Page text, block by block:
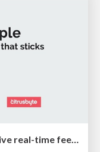
Building Better People: How to give real-time feedback that sticks.